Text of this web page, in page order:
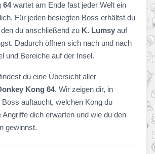
64wartet am Ende fast jeder Welt ein
Für jeden besiegten Boss erhältst du
du anschließend zu K. Lumsy auf
Dadurch öffnen sich nach und nach
und Bereiche auf der Insel.
du eine Übersicht aller
Kong 64. Wir zeigen dir, in
auftaucht, welchen Kong du
dich erwarten und wie du den
gewinnst.